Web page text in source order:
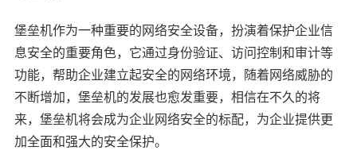
堡垒机作为一种重要的网络安全设备，扮演着保护企业信
息安全的重要角色，它通过身份验证、访问控制和审计等
功能，帮助企业建立起安全的网络环境，随着网络威胁的
不断增加，堡垒机的发展也愈发重要，相信在不久的将
来，堡垒机将会成为企业网络安全的标配，为企业提供更
加全面和强大的安全保护。